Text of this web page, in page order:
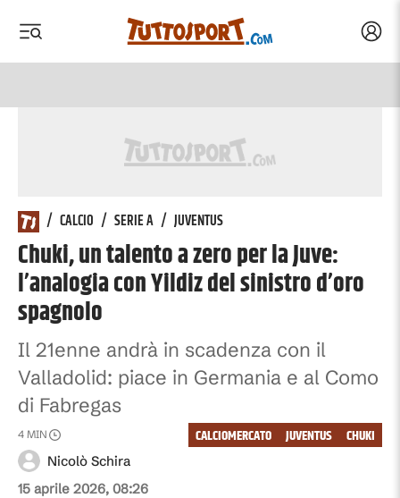
/ CALCIO / SERIE A / JUVENTUS
Chuki, un talento a zero per la Juve:
l’analogia con Yildiz del sinistro d’oro
spagnolo
Il 21enne andrà in scadenza con il
Valladolid: piace in Germania e al Como
di Fabregas
15 aprile 2026, 08:26
Nicolò Schira
4 MIN CHUKI
JUVENTUS
CALCIOMERCATO